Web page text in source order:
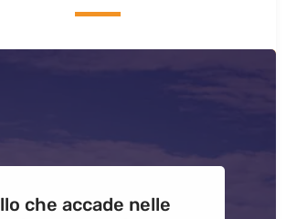
che accade nelle